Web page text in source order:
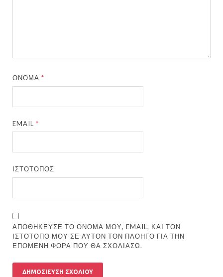
ΌΝΟΜΑ*
EMAIL*
ΙΣΤΌΤΟΠΟΣ
ΑΠΟΘΉΚΕΥΣΕ ΤΟ ΌΝΟΜΆ ΜΟΥ, EMAIL, ΚΑΙ ΤΟΝ
ΙΣΤΌΤΟΠΟ ΜΟΥ ΣΕ ΑΥΤΌΝ ΤΟΝ ΠΛΟΗΓΌ ΓΙΑ ΤΗΝ
ΕΠΌΜΕΝΗ ΦΟΡΆ ΠΟΥ ΘΑ ΣΧΟΛΙΆΣΩ.